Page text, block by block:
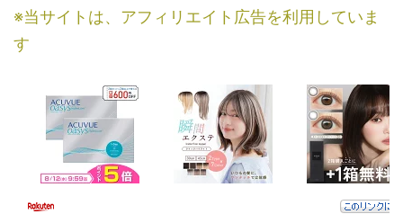
※当サイトは、アフィリエイト広告を利用していま
す